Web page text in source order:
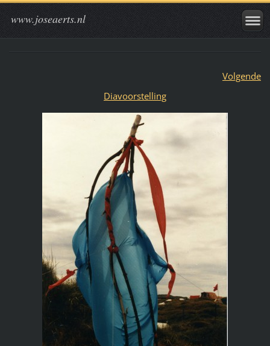
www.joseaerts.nl
Volgende
Diavoorstelling